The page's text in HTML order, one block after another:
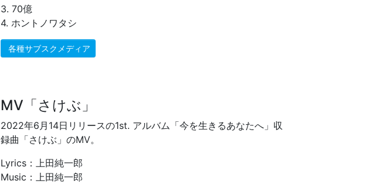
3. 70億
4. ホントノワタシ
各種サブスクメディア
MV「さけぶ」
2022年6月14日リリースの1st. アルバム「今を生きるあなたへ」収
録曲「さけぶ」のMV。
Lyrics：上田純一郎
Music：上田純一郎